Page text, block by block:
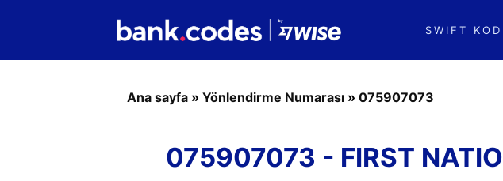
SWIFT
Ana sayfa » Yönlendirme Numarası » 075907073
075907073 - FIRST